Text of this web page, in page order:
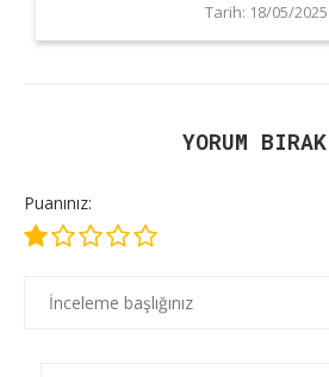
Tarih: 18/05/2025
YORUM
Puanınız: